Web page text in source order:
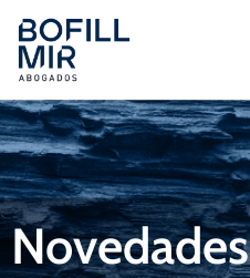
Novedades